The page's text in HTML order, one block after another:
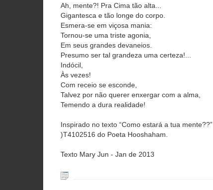
Ah, mente?! Pra Cima tão alta...
Gigantesca e tão longe do corpo.
Esmera-se em viçosa mania:
Tornou-se uma triste agonia,
Em seus grandes devaneios.
Presumo ser tal grandeza uma certeza!...
Indócil,
Às vezes!
Com receio se esconde,
Talvez por não querer enxergar com a alma,
Temendo a dura realidade!
Inspirado no texto “Como estará a tua mente??”
)T4102516 do Poeta Hooshaham.
Texto Mary Jun - Jan de 2013